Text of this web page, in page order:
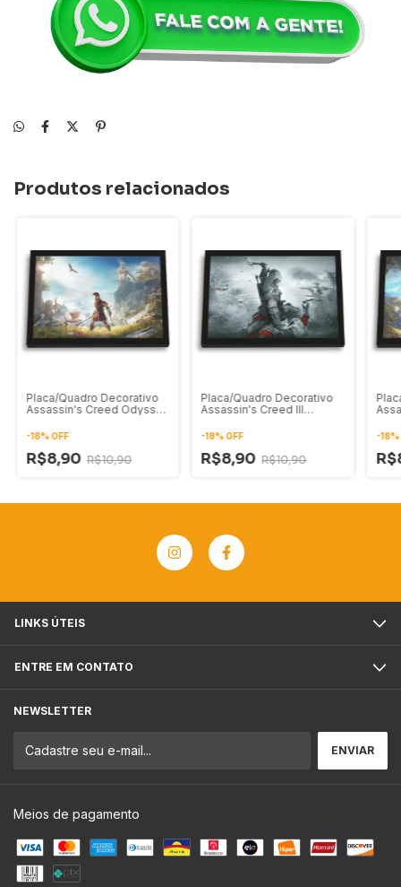
Produtos relacionados
Placa/Quadro Decorativo
Assassin's Creed Odyssey
-18%OFF
R$8,90 R$10,90
Placa/Quadro Decorativo
Assassin's Creed III
-18%OFF
R$8,90 R$10,90
-18%
LINKS ÚTEIS
ENTRE EM CONTATO
NEWSLETTER
Meios de pagamento